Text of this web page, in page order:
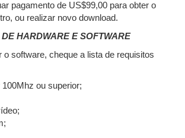
pagamento de US$99,00 para obter o
ou realizar novo download.
HARDWARE E SOFTWARE
o software, cheque a lista de requisitos
ou superior;